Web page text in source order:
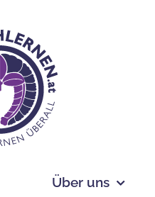
Über uns